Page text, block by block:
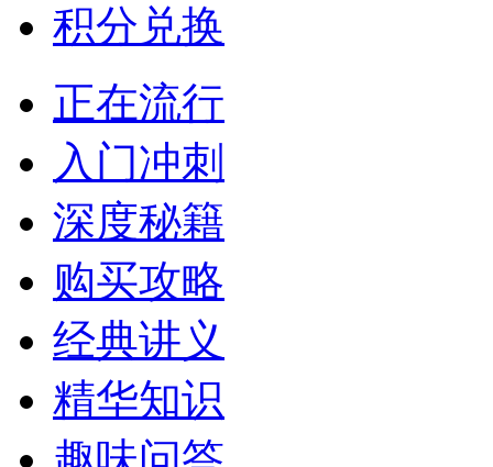
积分兑换
正在流行
入门冲刺
深度秘籍
购买攻略
经典讲义
精华知识